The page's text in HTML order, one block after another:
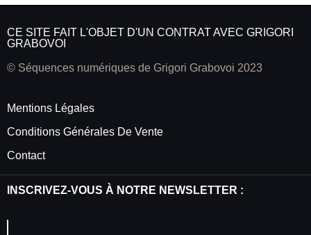
CE SITE FAIT L'OBJET D'UN CONTRAT AVEC GRIGORI
GRABOVOI
© Séquences numériques de Grigori Grabovoi 2023
Mentions Légales
Conditions Générales De Vente
Contact
INSCRIVEZ-VOUS À NOTRE NEWSLETTER :